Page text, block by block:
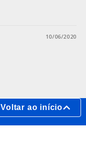
10/06/2020
Voltar ao início